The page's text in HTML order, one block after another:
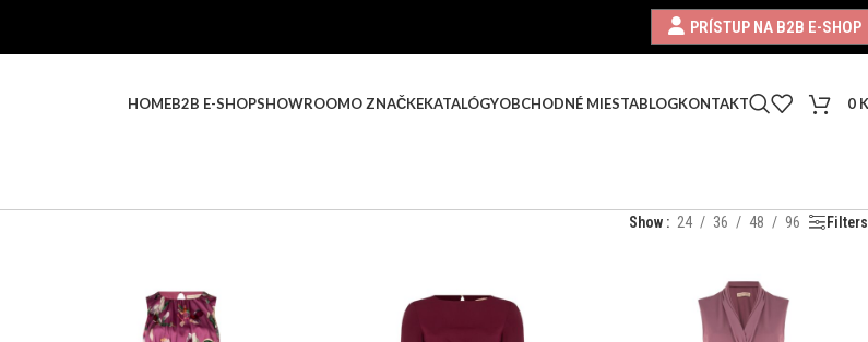
PRÍSTUP NA B2B E-SHOP
HOMEB2B E-SHOPSHOWROOMO ZNAČKEKATALÓGYOBCHODNÉ MIESTABLOGKONTAKT 0
Show 24 36 48 96 Filters